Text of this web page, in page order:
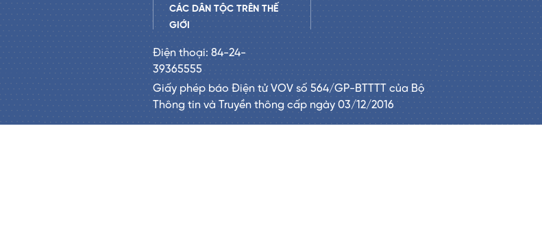
CÁC DÂN TỘC TRÊN THẾ
GIỚI
Điện thoại: 84-24-
39365555
Giấy phép báo Điện tử VOV số 564/GP-BTTTT của Bộ
Thông tin và Truyền thông cấp ngày 03/12/2016